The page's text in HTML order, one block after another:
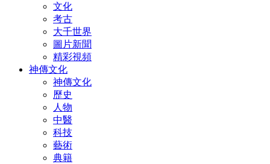
文化
考古
大千世界
圖片新聞
精彩視頻
神傳文化
神傳文化
歷史
人物
中醫
科技
藝術
典籍